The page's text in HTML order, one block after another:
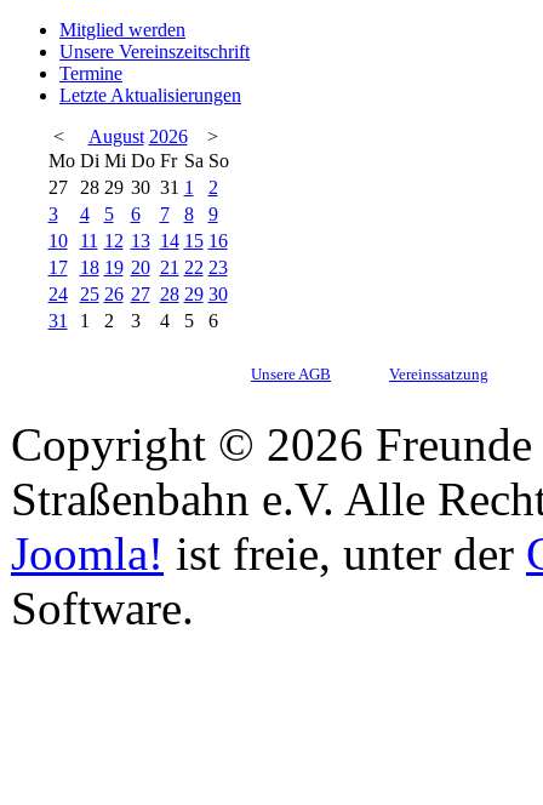
Mitglied werden
Unsere Vereinszeitschrift
Termine
Letzte Aktualisierungen
<
August 2026
>
Mo Di Mi Do Fr Sa So
27
28 29 30 31 1
2
3
4 5 6 7 8
9
10
11 12 13 14 15 16
17
18 19 20 21 22 23
24
25 26 27 28 29 30
31
1 2 3 4 5 6
Unsere AGB Vereinssatzung
Copyright © 2026
Straßenbahn e.V. Alle
Joomla! ist freie, unter der
Software.